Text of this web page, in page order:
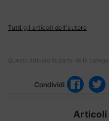
Tutti gli articoli dell'autore
Questo articolo fa parte delle
Condividi
Articoli